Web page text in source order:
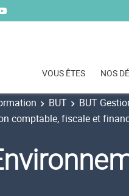
VOUS ÊTES NOS
BUT
BUT
comptable, fiscale et